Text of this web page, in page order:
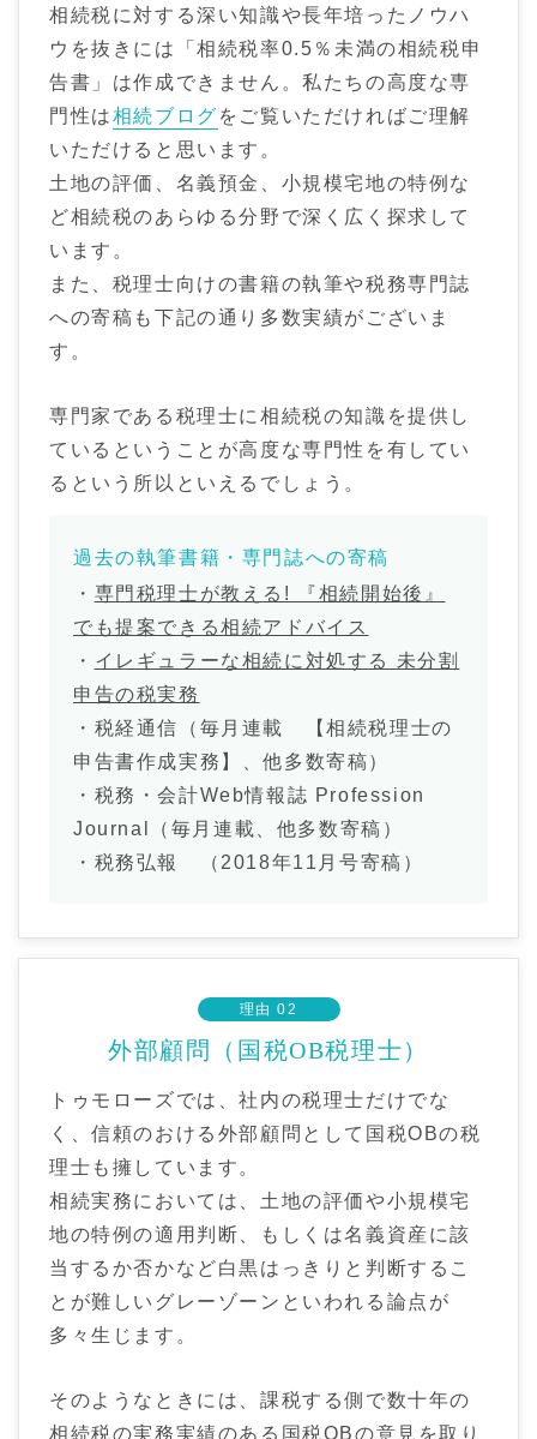
相続税に対する深い知識や長年培ったノウハ
ウを抜きには「相続税率0.5％未満の相続税申
告書」は作成できません。私たちの高度な専
門性は相続ブログ をご覧いただければご理解
いただけると思います。
土地の評価、名義預金、小規模宅地の特例な
ど相続税のあらゆる分野で深く広く探求して
います。
また、税理士向けの書籍の執筆や税務専門誌
への寄稿も下記の通り多数実績がございま
す。
専門家である税理士に相続税の知識を提供し
ているということが高度な専門性を有してい
るという所以といえるでしょう。
過去の執筆書籍・専門誌への寄稿
・ 専門税理士が教える! 『相続開始後』
でも提案できる相続アドバイス
・ イレギュラーな相続に対処する 未分割
申告の税実務
・税経通信（毎月連載 【相続税理士の
申告書作成実務】、他多数寄稿）
・税務・会計Web情報誌 Profession
Journal（毎月連載、他多数寄稿）
・税務弘報 （2018年11月号寄稿）
理由 02
外部顧問（国税OB税理士）
トゥモローズでは、社内の税理士だけでな
く、信頼のおける外部顧問として国税OBの税
理士も擁しています。
相続実務においては、土地の評価や小規模宅
地の特例の適用判断、もしくは名義資産に該
当するか否かなど白黒はっきりと判断するこ
とが難しいグレーゾーンといわれる論点が
多々生じます。
そのようなときには、課税する側で数十年の
相続税の実務実績のある国税OBの意見を取り